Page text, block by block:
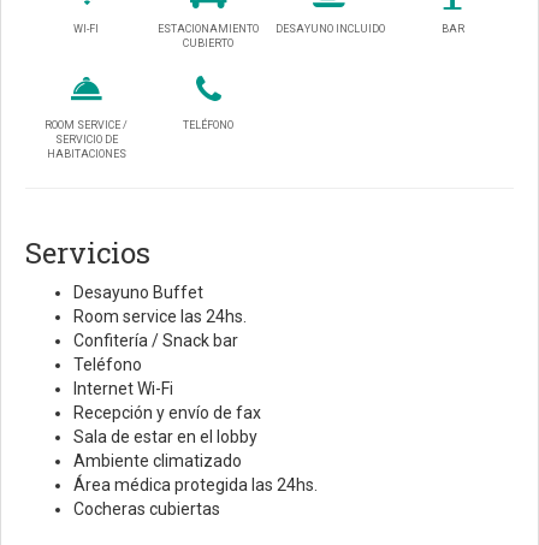
WI-FI
ESTACIONAMIENTO
CUBIERTO
DESAYUNO INCLUIDO BAR
ROOM SERVICE /
SERVICIO DE
HABITACIONES
TELÉFONO
Servicios
Desayuno Buffet
Room service las 24hs.
Confitería / Snack bar
Teléfono
Internet Wi-Fi
Recepción y envío de fax
Sala de estar en el lobby
Ambiente climatizado
Área médica protegida las 24hs.
Cocheras cubiertas